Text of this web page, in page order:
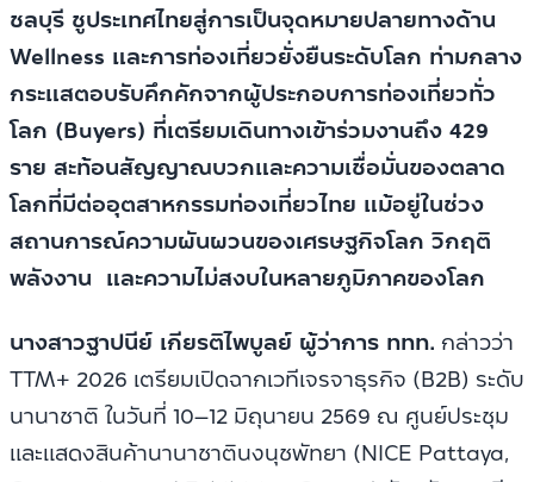
ชลบุรี ชูประเทศไทยสู่การเป็นจุดหมายปลายทางด้าน
Wellness และการท่องเที่ยวยั่งยืนระดับโลก ท่ามกลาง
กระแสตอบรับคึกคักจากผู้ประกอบการท่องเที่ยวทั่ว
โลก (Buyers) ที่เตรียมเดินทางเข้าร่วมงานถึง 429
ราย สะท้อนสัญญาณบวกและความเชื่อมั่นของตลาด
โลกที่มีต่ออุตสาหกรรมท่องเที่ยวไทย แม้อยู่ในช่วง
สถานการณ์ความผันผวนของเศรษฐกิจโลก วิกฤติ
พลังงาน และความไม่สงบในหลายภูมิภาคของโลก
นางสาวฐาปนีย์ เกียรติไพบูลย์ ผู้ว่าการ ททท. กล่าวว่า
TTM+ 2026 เตรียมเปิดฉากเวทีเจรจาธุรกิจ (B2B) ระดับ
นานาชาติ ในวันที่ 10–12 มิถุนายน 2569 ณ ศูนย์ประชุม
และแสดงสินค้านานาชาตินงนุชพัทยา (NICE Pattaya,